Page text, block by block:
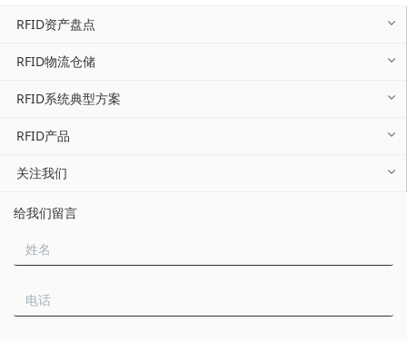
RFID资产盘点
RFID物流仓储
RFID系统典型方案
RFID产品
关注我们
给我们留言